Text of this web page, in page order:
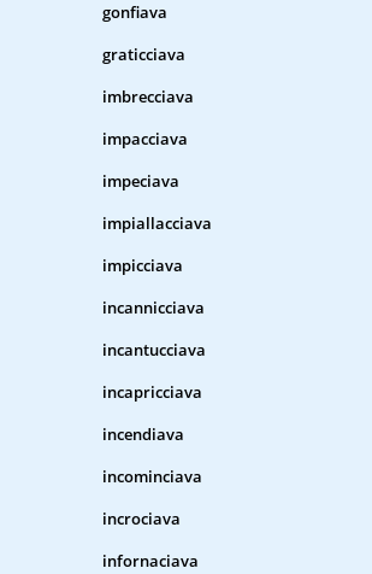
gonfiava
graticciava
imbrecciava
impacciava
impeciava
impiallacciava
impicciava
incannicciava
incantucciava
incapricciava
incendiava
incominciava
incrociava
infornaciava